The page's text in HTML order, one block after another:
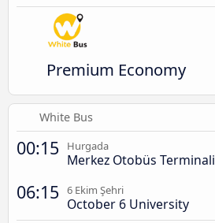
Premium Economy
White Bus
00:15 Hurgada
Merkez Otobüs Terminali
06:15 6 Ekim Şehri
October 6 University